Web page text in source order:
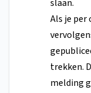
slaan.
Als je per
trekken.
melding